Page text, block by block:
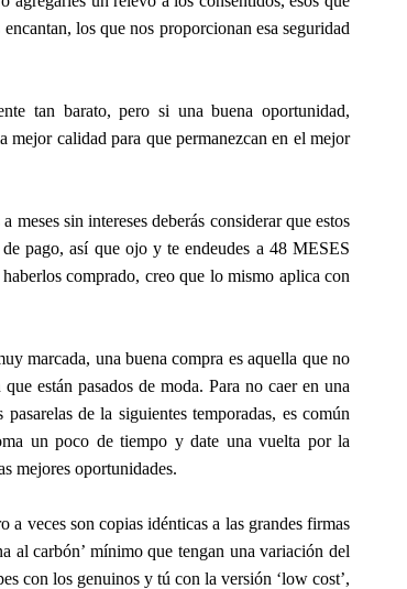
los que nos proporcionan esa seguridad
tan barato, pero si una buena oportunidad,
mejor calidad para que permanezcan en el mejor
sin intereses deberás considerar que estos
pago, así que ojo y te endeudes a 48 MESES
comprado, creo que lo mismo aplica con
marcada, una buena compra es aquella que no
están pasados de moda. Para no caer en una
de la siguientes temporadas, es común
un poco de tiempo y date una vuelta por la
mejores oportunidades.
a veces son copias idénticas a las grandes firmas
al carbón’ mínimo que tengan una variación del
con los genuinos y tú con la versión ‘low cost’,